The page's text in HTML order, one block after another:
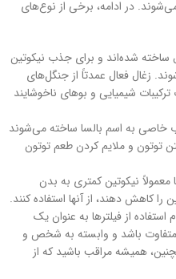
در ادامه، برخی از نوع‌های
ساخته شده‌اند و برای جذب نیکوتین
زغال فعال عمدتاً از جنگل‌های
شیمیایی و بوهای ناخوشایند
خاصی به اسم بالسا ساخته می‌شوند
و ملایم کردن طعم توتون
معمولاً نیکوتین کمتری به بدن
را کاهش دهند، از آنها استفاده کنند.
از فیلترها به عنوان یک
باشد و وابسته به شخص و
همیشه مراقب باشید که از